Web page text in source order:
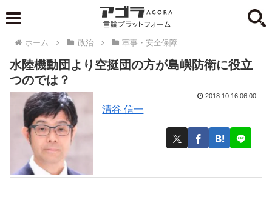
ホーム 政治 軍事・安全保障
水陸機動団より空挺団の方が島嶼防衛に役立
つのでは？
清谷 信一
2018.10.16 06:00